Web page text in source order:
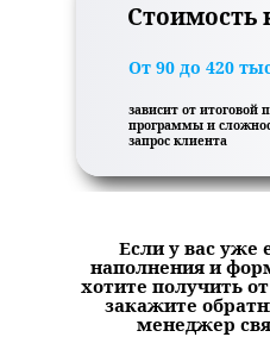
Стоимость
От 90 до 420
зависит от итоговой
программы и
запрос клиента
Если у вас уже
наполнения и
хотите получить
закажите
менеджер